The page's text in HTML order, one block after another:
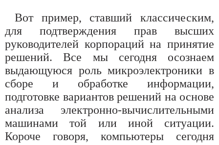
Вот пример, ставший классическим,
для подтверждения прав высших
руководителей корпораций на принятие
решений. Все мы сегодня осознаем
выдающуюся роль микроэлектроники в
сборе и обработке информации,
подготовке вариантов решений на основе
анализа электронно-вычислительными
машинами той или иной ситуации.
Короче говоря, компьютеры сегодня